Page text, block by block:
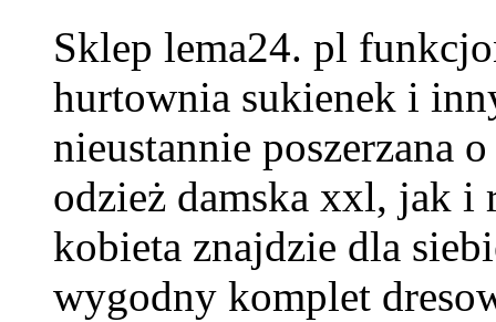
Sklep lema24. pl
hurtownia sukienek i
nieustannie poszerzana
odzież damska xxl, jak i
kobieta znajdzie dla
wygodny komplet